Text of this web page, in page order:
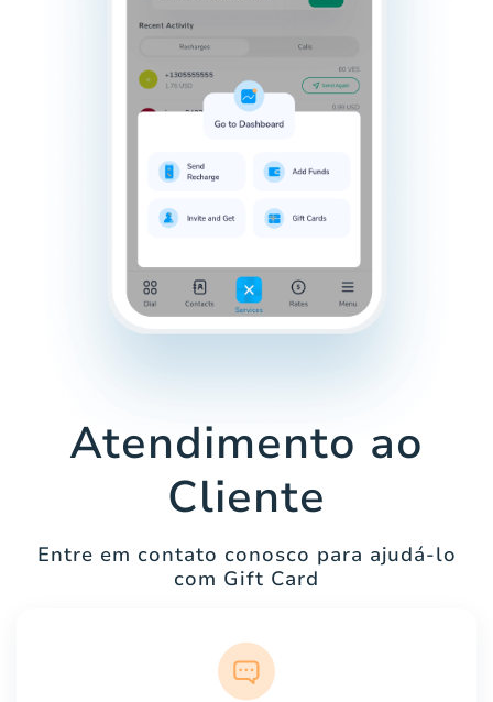
Atendimento ao
Cliente
Entre em contato conosco para ajudá-lo
com Gift Card